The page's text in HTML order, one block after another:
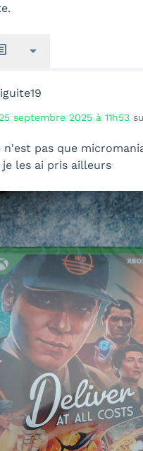
arrow_drop_down
25 septembre 2025 à 11h53
n'est pas que
je les ai pris ailleurs